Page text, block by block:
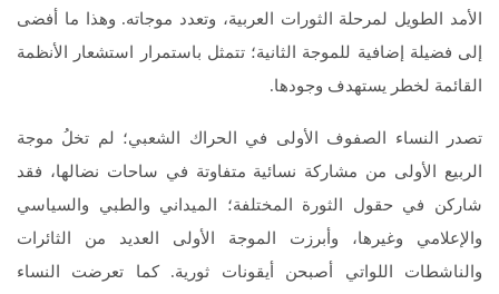
الأمد الطويل لمرحلة الثورات العربية، وتعدد موجاته. وهذا ما أفضى
إلى فضيلة إضافية للموجة الثانية؛ تتمثل باستمرار استشعار الأنظمة
القائمة لخطر يستهدف وجودها.
تصدر النساء الصفوف الأولى في الحراك الشعبي؛ لم تخلُ موجة
الربيع الأولى من مشاركة نسائية متفاوتة في ساحات نضالها، فقد
شاركن في حقول الثورة المختلفة؛ الميداني والطبي والسياسي
والإعلامي وغيرها، وأبرزت الموجة الأولى العديد من الثائرات
والناشطات اللواتي أصبحن أيقونات ثورية. كما تعرضت النساء